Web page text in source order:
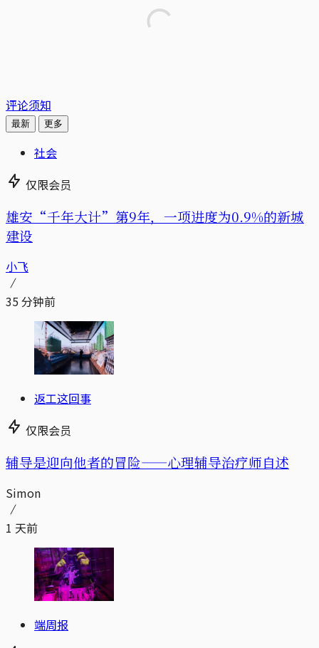
评论须知
最新 更多
社会
仅限会员
雄安“千年大计”第9年，一项进度为0.9%的新城
建设
小飞
35 分钟前
返工这回事
仅限会员
辅导是迎向他者的冒险——心理辅导治疗师自述
Simon
1 天前
端周报